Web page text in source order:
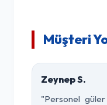
Müşteri
Zeynep S.
"Personel